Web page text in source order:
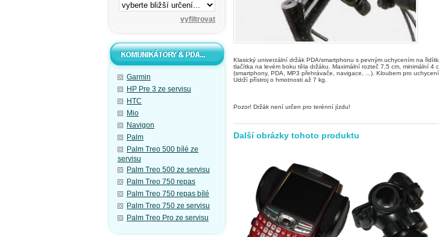
Garmin
HP Pre 3 ze servisu
HTC
Mio
Navigon
Palm
Palm Treo 500 bílé ze
servisu
Palm Treo 500 ze servisu
Palm Treo 750 repas
Palm Treo 750 repas bílé
Palm Treo 750 ze servisu
Palm Treo Pro ze servisu
Klasický univerzální držák PDA/smartphonu s pevným uchycením na
tlačítka na levém boku těla držáku. Maximální rozteč 7,5 cm, minimální 4
(smartphony, PDA, MP3 přehrávače, navigace, ...). Kloubem pro
Udrží přístroj o hmotnosti až 7 kg.
Pozor! Držák není určen pro terénní jízdu!
Další obrázky tohoto produktu